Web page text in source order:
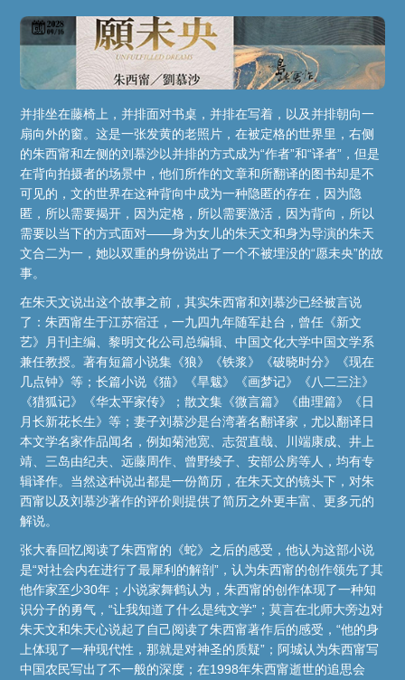
并排坐在藤椅上，并排面对书桌，并排在写着，以及并排朝向一
扇向外的窗。这是一张发黄的老照片，在被定格的世界里，右侧
的朱西甯和左侧的刘慕沙以并排的方式成为“作者”和“译者”，但是
在背向拍摄者的场景中，他们所作的文章和所翻译的图书却是不
可见的，文的世界在这种背向中成为一种隐匿的存在，因为隐
匿，所以需要揭开，因为定格，所以需要激活，因为背向，所以
需要以当下的方式面对——身为女儿的朱天文和身为导演的朱天
文合二为一，她以双重的身份说出了一个不被埋没的“愿未央”的故
事。
在朱天文说出这个故事之前，其实朱西甯和刘慕沙已经被言说
了：朱西甯生于江苏宿迁，一九四九年随军赴台，曾任《新文
艺》月刊主编、黎明文化公司总编辑、中国文化大学中国文学系
兼任教授。著有短篇小说集《狼》《铁浆》《破晓时分》《现在
几点钟》等；长篇小说《猫》《旱魃》《画梦记》《八二三注》
《猎狐记》《华太平家传》；散文集《微言篇》《曲理篇》《日
月长新花长生》等；妻子刘慕沙是台湾著名翻译家，尤以翻译日
本文学名家作品闻名，例如菊池宽、志贺直哉、川端康成、井上
靖、三岛由纪夫、远藤周作、曾野绫子、安部公房等人，均有专
辑译作。当然这种说出都是一份简历，在朱天文的镜头下，对朱
西甯以及刘慕沙著作的评价则提供了简历之外更丰富、更多元的
解说。
张大春回忆阅读了朱西甯的《蛇》之后的感受，他认为这部小说
是“对社会内在进行了最犀利的解剖”，认为朱西甯的创作领先了其
他作家至少30年；小说家舞鹤认为，朱西甯的创作体现了一种知
识分子的勇气，“让我知道了什么是纯文学”；莫言在北师大旁边对
朱天文和朱天心说起了自己阅读了朱西甯著作后的感受，“他的身
上体现了一种现代性，那就是对神圣的质疑”；阿城认为朱西甯写
中国农民写出了不一般的深度；在1998年朱西甯逝世的追思会